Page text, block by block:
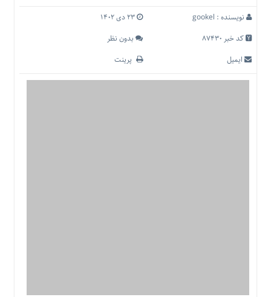
منوی
اصلی
خانه
نویسنده : gookel
۲۳ دی ۱۴۰۲
کد خبر 87430
بدون نظر
ایمیل
پرینت